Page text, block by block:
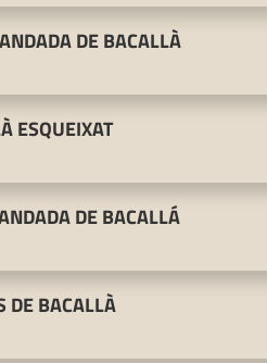
DE BACALLÀ
ESQUEIXAT
DE BACALLÁ
DE BACALLÀ